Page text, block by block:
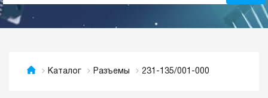
Каталог Разъемы 231-135/001-000